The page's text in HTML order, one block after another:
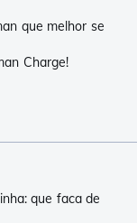
que melhor se
Charge!
que faca de